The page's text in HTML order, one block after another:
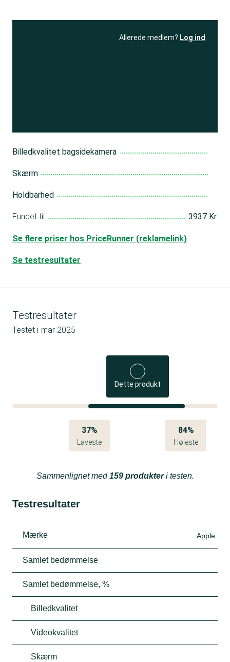
Allerede medlem? Log ind
Billedkvalitet bagsidekamera
Skærm
Holdbarhed
Fundet til 3937 Kr.
Se flere priser hos PriceRunner (reklamelink)
Se testresultater
Testresultater
Testet i mar 2025
Dette produkt
37%
Laveste
84%
Højeste
Sammenlignet med159 produkteri testen.
Testresultater
Mærke Apple
Samlet bedømmelse
Samlet bedømmelse, %
Billedkvalitet
Videokvalitet
Skærm